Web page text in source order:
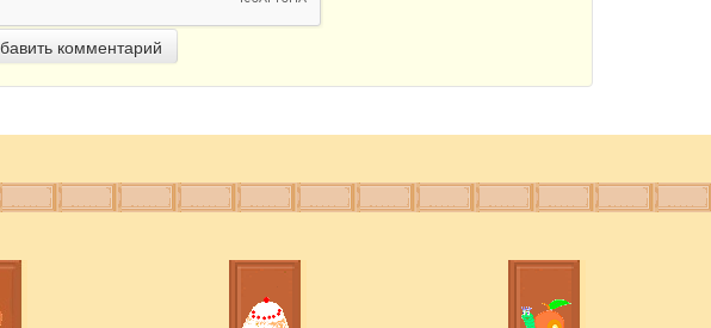
комментарий